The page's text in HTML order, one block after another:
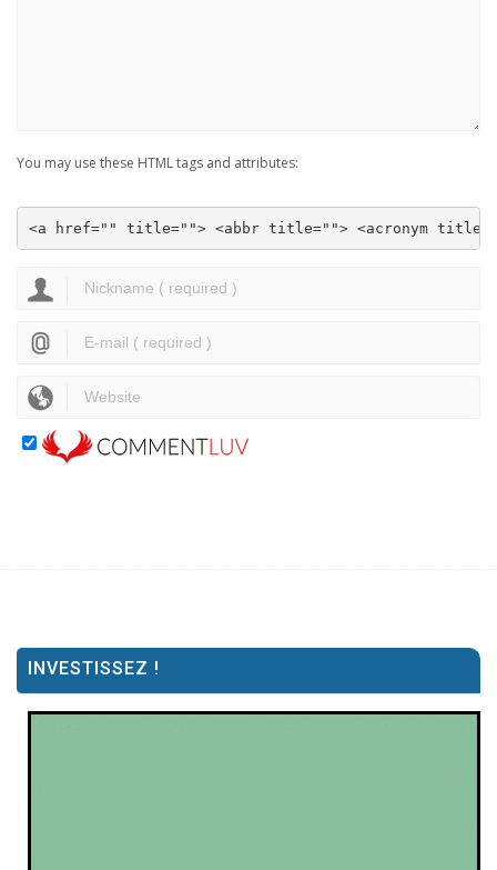
You may use these HTML tags and attributes:
<a href="" title=""> <abbr title=""> <acronym
INVESTISSEZ !